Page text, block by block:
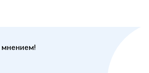
аспирантов и специалистов,
приводной и